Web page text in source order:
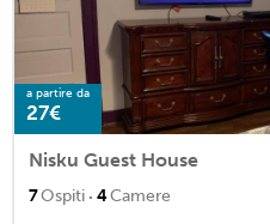
a partire da
27€
Nisku Guest House
7Ospiti · 4Camere